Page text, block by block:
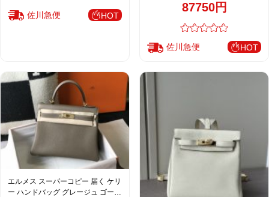
佐川急便 HOT
87750円
佐川急便 HOT
エルメス スーパーコピー 届く ケリ
ー ハンドバッグ グレージュ ゴール